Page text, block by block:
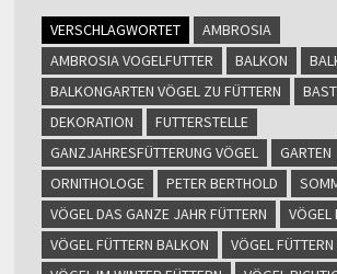
VERSCHLAGWORTET
AMBROSIA
AMBROSIA VOGELFUTTER
BALKON
BALKONGARTEN VÖGEL ZU FÜTTERN
DEKORATION
FUTTERSTELLE
GANZJAHRESFÜTTERUNG VÖGEL
GARTEN
ORNITHOLOGE
PETER BERTHOLD
VÖGEL DAS GANZE JAHR FÜTTERN
VÖGEL
VÖGEL FÜTTERN BALKON
VÖGEL FÜTTERN